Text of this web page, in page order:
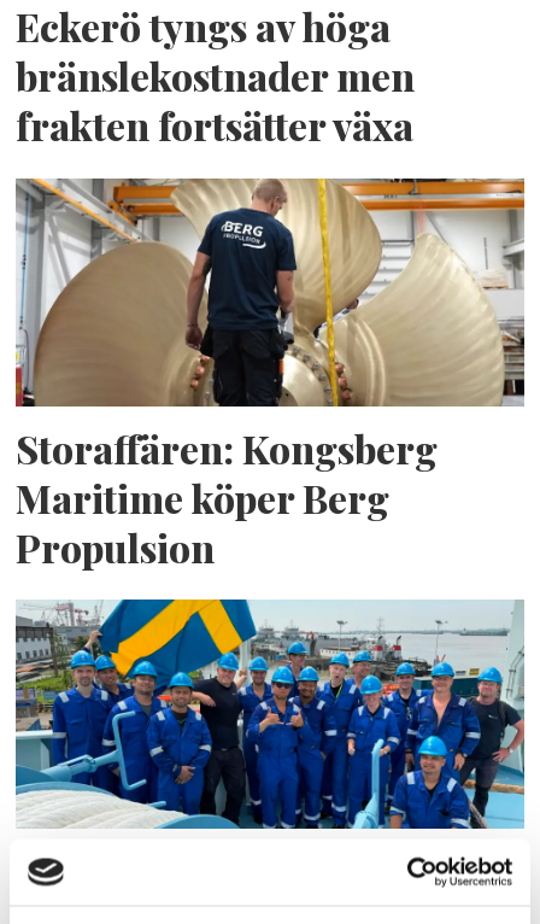
Eckerö tyngs av höga
bränslekostnader men
frakten fortsätter växa
Storaffären: Kongsberg
Maritime köper Berg
Propulsion
Sirius tar leverans av